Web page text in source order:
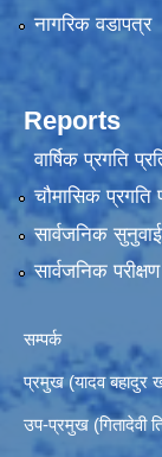
नागरिक वडापत्र
Reports
वार्षिक प्रगति
चौमासिक प्रगति
सार्वजनिक सुनुवाई
सार्वजनिक परीक्षण
सम्पर्क
प्रमुख (यादव
उप-प्रमुख (गितादेवी